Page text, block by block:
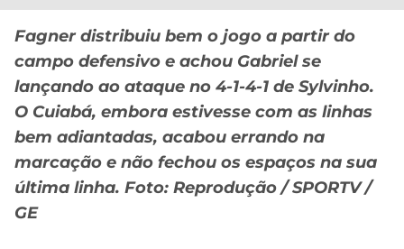
Fagner distribuiu bem o jogo a partir do
campo defensivo e achou Gabriel se
lançando ao ataque no 4-1-4-1 de Sylvinho.
O Cuiabá, embora estivesse com as linhas
bem adiantadas, acabou errando na
marcação e não fechou os espaços na sua
última linha. Foto: Reprodução / SPORTV /
GE